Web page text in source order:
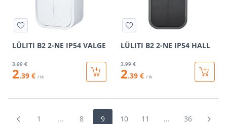
LÜLITI B2 2-NE IP54 VALGE
3.99 €
2.39 € / tk
LÜLITI B2 2-NE IP54 HALL
3.99 €
2.39 € / tk
1 ... 8 9 10 11 ... 36